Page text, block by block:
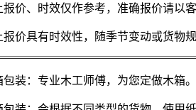
报价、时效仅作参考，准确报价请以
报价具有时效性，随季节变动或货物
包装：专业木工师傅，为您定做木箱